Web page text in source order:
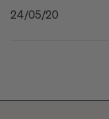
24/05/20